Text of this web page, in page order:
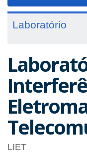
Laboratório
LIET